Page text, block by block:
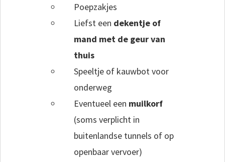
Poepzakjes
Liefst een dekentje of
mand met de geur van
thuis
Speeltje of kauwbot voor
onderweg
Eventueel een muilkorf
(soms verplicht in
buitenlandse tunnels of op
openbaar vervoer)